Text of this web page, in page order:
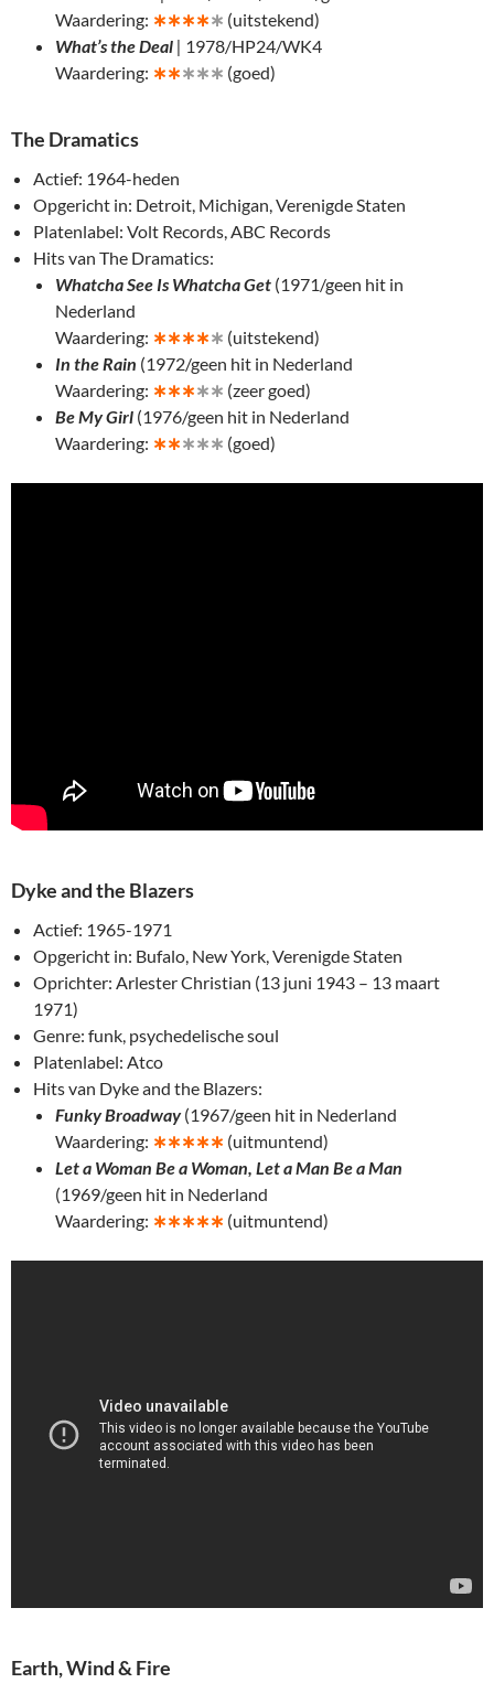
Waardering: ∗∗∗∗∗ (uitstekend)
What’s the Deal | 1978/HP24/WK4
Waardering: ∗∗∗∗∗ (goed)
The Dramatics
Actief: 1964-heden
Opgericht in: Detroit, Michigan, Verenigde Staten
Platenlabel: Volt Records, ABC Records
Hits van The Dramatics:
Whatcha See Is Whatcha Get (1971/geen hit in
Nederland
Waardering: ∗∗∗∗∗ (uitstekend)
In the Rain (1972/geen hit in Nederland
Waardering: ∗∗∗∗∗ (zeer goed)
Be My Girl (1976/geen hit in Nederland
Waardering: ∗∗∗∗∗ (goed)
Dyke and the Blazers
Actief: 1965-1971
Opgericht in: Bufalo, New York, Verenigde Staten
Oprichter: Arlester Christian (13 juni 1943 – 13 maart
1971)
Genre: funk, psychedelische soul
Platenlabel: Atco
Hits van Dyke and the Blazers:
Funky Broadway(1967/geen hit in Nederland
Waardering: ∗∗∗∗∗ (uitmuntend)
Let a Woman Be a Woman, Let a Man Be a Man
(1969/geen hit in Nederland
Waardering: ∗∗∗∗∗ (uitmuntend)
Earth, Wind & Fire